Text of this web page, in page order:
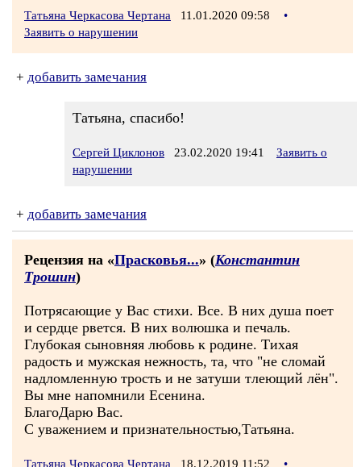
Татьяна Черкасова Чертана 11.01.2020 09:58
•
Заявить о нарушении
+ добавить замечания
Татьяна, спасибо!
Сергей Циклонов 23.02.2020 19:41
Заявить о
нарушении
+ добавить замечания
Рецензия на «Прасковья...» (Константин
Трошин)
Потрясающие у Вас стихи. Все. В них душа поет
и сердце рвется. В них волюшка и печаль.
Глубокая сыновняя любовь к родине. Тихая
радость и мужская нежность, та, что "не сломай
надломленную трость и не затуши тлеющий лён".
Вы мне напомнили Есенина.
БлагоДарю Вас.
С уважением и признательностью,Татьяна.
Татьяна Черкасова Чертана 18.12.2019 11:52 •